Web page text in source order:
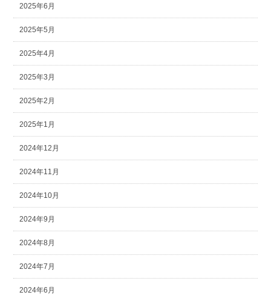
2025年6月
2025年5月
2025年4月
2025年3月
2025年2月
2025年1月
2024年12月
2024年11月
2024年10月
2024年9月
2024年8月
2024年7月
2024年6月